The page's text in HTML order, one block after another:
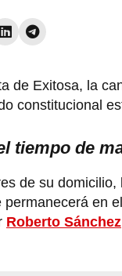
de Exitosa, la
constitucional
tiempo de
de su
permanecerá en
Roberto Sánchez